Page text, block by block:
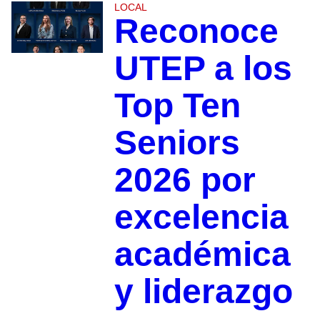
LOCAL
Reconoce
UTEP a los
Top Ten
Seniors
2026 por
excelencia
académica
y liderazgo